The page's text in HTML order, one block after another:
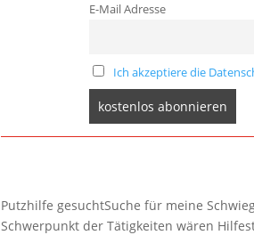
E-Mail Adresse
Ich akzeptiere die
Putzhilfe gesuchtSuche für meine
Schwerpunkt der Tätigkeiten wären